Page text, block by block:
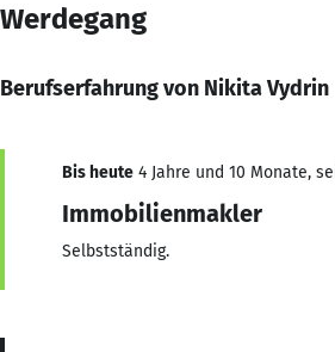
Werdegang
Berufserfahrung von Nikita Vydrin
Bis heute 4 Jahre und 10 Monate,
Immobilienmakler
Selbstständig.